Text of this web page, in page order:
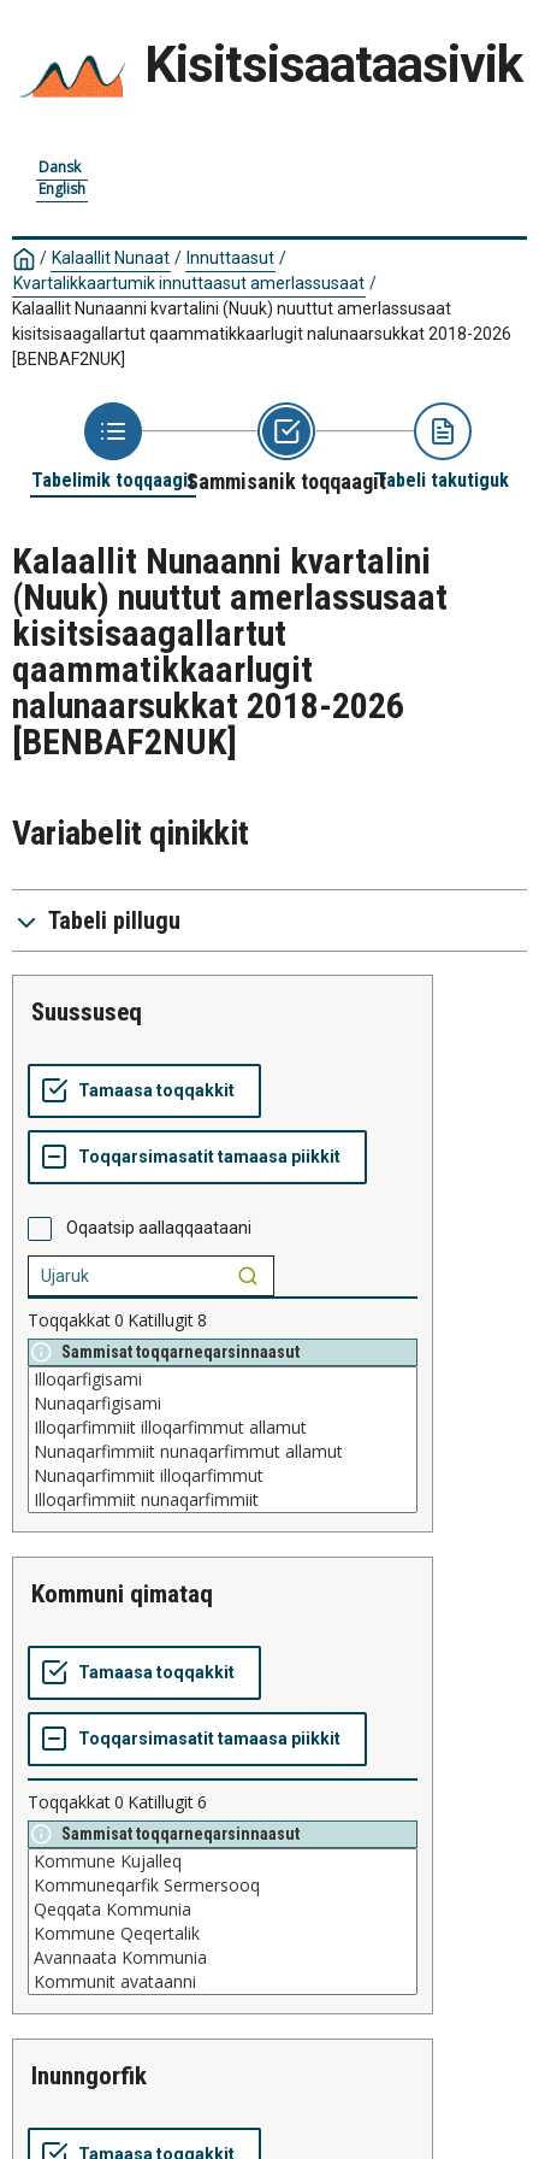
Kisitsisaataasivik
Dansk
English
/ Kalaallit Nunaat / Innuttaasut /
Kvartalikkaartumik innuttaasut amerlassusaat /
Kalaallit Nunaanni kvartalini (Nuuk) nuuttut amerlassusaat
kisitsisaagallartut qaammatikkaarlugit nalunaarsukkat 2018-2026
[BENBAF2NUK]
Tabelimik toqqaagitSammisanik toqqaagitTabeli takutiguk
Kalaallit Nunaanni kvartalini
(Nuuk) nuuttut amerlassusaat
kisitsisaagallartut
qaammatikkaarlugit
nalunaarsukkat 2018-2026
[BENBAF2NUK]
Variabelit qinikkit
Tabeli pillugu
suussuseq
Oqaatsip aallaqqaataani
Toqqakkat0 Katillugit8
Sammisat toqqarneqarsinnaasut
kommuni qimataq
Toqqakkat0 Katillugit6
Sammisat toqqarneqarsinnaasut
inunngorfik